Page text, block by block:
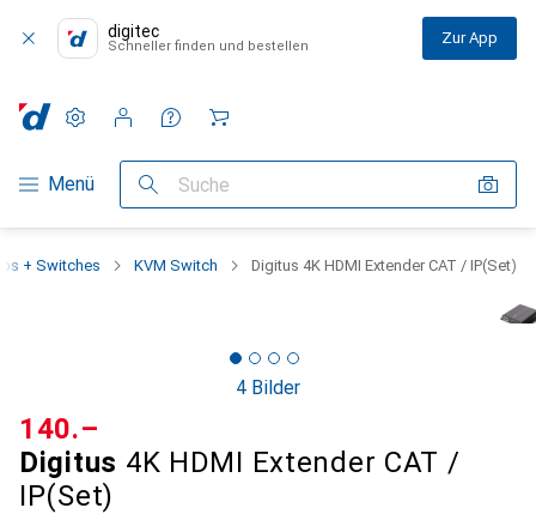
digitec
Schneller finden und bestellen Zur App
Navigation nach Kategorien
Menü Suche
Einstellungen
Kundenkonto
Vergleichslisten
Merklisten
Warenkorb
+ Switches KVM Switch Digitus 4K HDMI Extender CAT / IP(Set)
4 Bilder
Digitus 4K HDMI Extender CAT /
IP(Set)
CHF
140.–